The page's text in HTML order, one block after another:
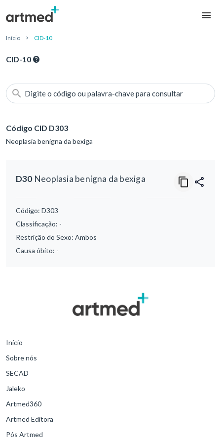
Início CID-10
CID-10
Digite o código ou palavra-chave para consultar
Código CID D303
Neoplasia benigna da bexiga
D30Neoplasia benigna da bexiga
Código: D303
Classificação: -
Restrição do Sexo: Ambos
Causa óbito: -
Início
Sobre nós
SECAD
Jaleko
Artmed360
Artmed Editora
Pós Artmed